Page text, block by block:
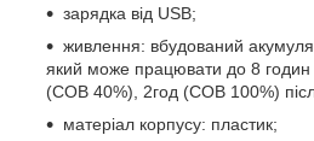
зарядка від USB;
живлення: вбудований
який може працювати до 8 годин
(COB 40%), 2год (COB 100%)
матеріал корпусу: пластик;